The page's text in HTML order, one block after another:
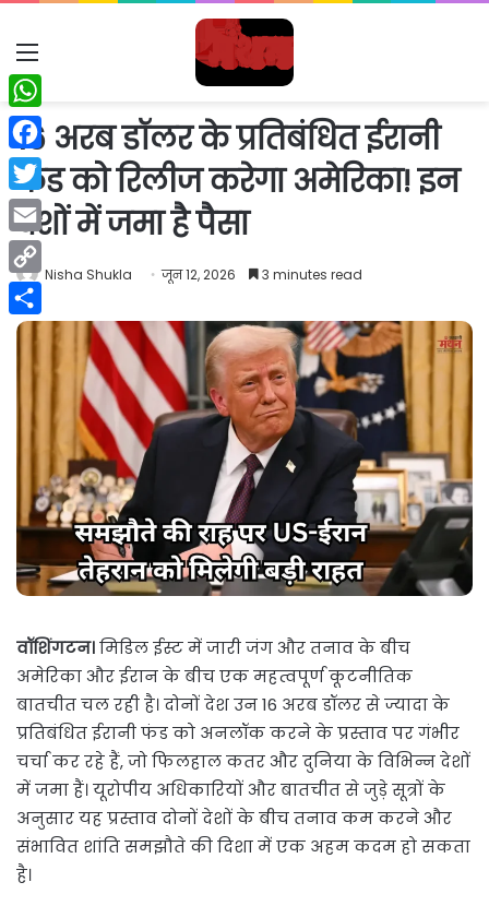
Menu
16 अरब डॉलर के प्रतिबंधित ईरानी
फंड को रिलीज करेगा अमेरिका! इन
देशों में जमा है पैसा
Nisha Shukla जून 12, 2026 3 minutes read
वॉशिंगटन।मिडिल ईस्ट में जारी जंग और तनाव के बीच
अमेरिका और ईरान के बीच एक महत्वपूर्ण कूटनीतिक
बातचीत चल रही है। दोनों देश उन 16 अरब डॉलर से ज्यादा के
प्रतिबंधित ईरानी फंड को अनलॉक करने के प्रस्ताव पर गंभीर
चर्चा कर रहे हैं, जो फिलहाल कतर और दुनिया के विभिन्न देशों
में जमा हैं। यूरोपीय अधिकारियों और बातचीत से जुड़े सूत्रों के
अनुसार यह प्रस्ताव दोनों देशों के बीच तनाव कम करने और
संभावित शांति समझौते की दिशा में एक अहम कदम हो सकता
है।
WhatsApp
Facebook
Twitter
Email
Copy
Link
Share